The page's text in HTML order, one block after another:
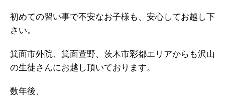
初めての習い事で不安なお子様も、安心してお越し下
さい。
箕面市外院、箕面萱野、茨木市彩都エリアからも沢山
の生徒さんにお越し頂いております。
数年後、